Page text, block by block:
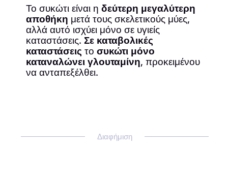
Το συκώτι είναι η δεύτερη μεγαλύτερη
αποθήκη μετά τους σκελετικούς μύες,
αλλά αυτό ισχύει μόνο σε υγιείς
καταστάσεις.Σε καταβολικές
καταστάσεις το συκώτι μόνο
καταναλώνει γλουταμίνη, προκειμένου
να ανταπεξέλθει.
Διαφήμιση